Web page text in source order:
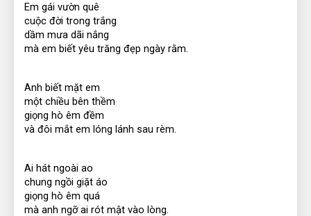
Em gái vườn quê
cuộc đời trong trắng
dầm mưa dãi nắng
mà em biết yêu trăng đẹp ngày rằm.
Anh biết mặt em
một chiều bên thềm
giọng hò êm đềm
và đôi mắt em lóng lánh sau rèm.
Ai hát ngoài ao
chung ngồi giặt áo
giọng hò êm quá
mà anh ngỡ ai rót mật vào lòng.